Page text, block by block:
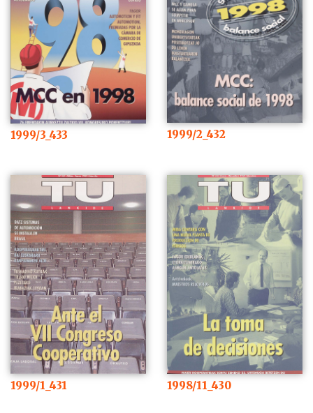
1999/3_433 1999/2_432
1999/1_431 1998/11_430